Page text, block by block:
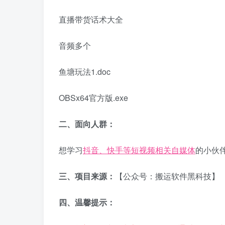
直播带货话术大全
音频多个
鱼塘玩法1.doc
OBSx64官方版.exe
二、面向人群：
想学习抖音、快手等短视频相关自媒体的小伙
三、项目来源： 【公众号：搬运软件黑科技】
四、温馨提示：